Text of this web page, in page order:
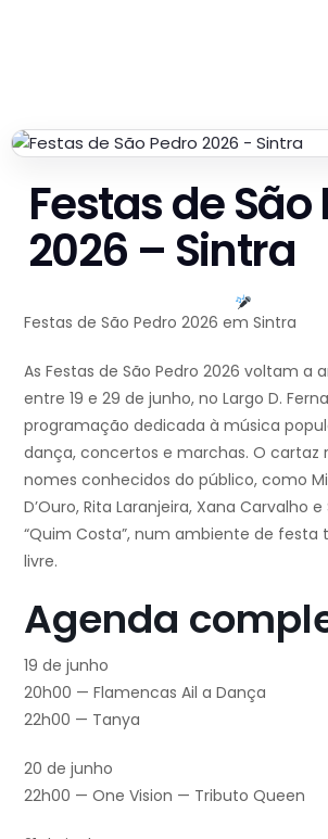
Festas de São
2026 – Sintra
Festas de São Pedro 2026 em Sintra
As Festas de São Pedro 2026 voltam a
entre 19 e 29 de junho, no Largo D.
programação dedicada à música
dança, concertos e marchas. O cartaz
nomes conhecidos do público, como
D’Ouro, Rita Laranjeira, Xana Carvalho
“Quim Costa”, num ambiente de festa
livre.
Agenda
19 de junho
20h00 — Flamencas Ail a Dança
22h00 — Tanya
20 de junho
22h00 — One Vision — Tributo Queen